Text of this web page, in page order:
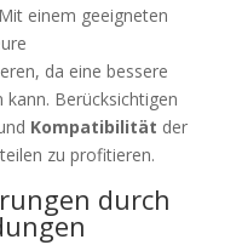
einem geeigneten
da eine bessere
Berücksichtigen
Kompatibilität der
zu profitieren.
durch